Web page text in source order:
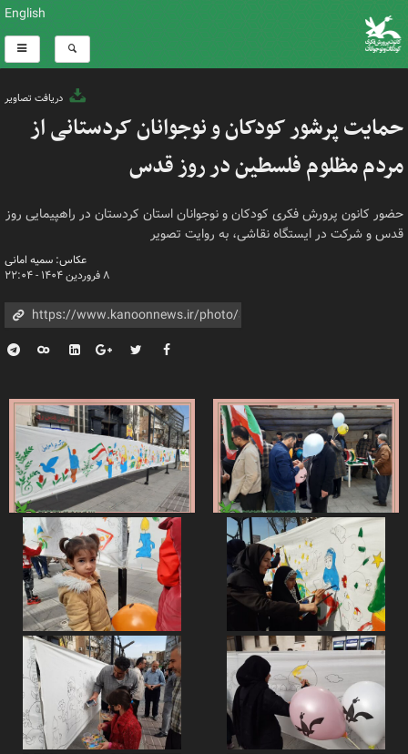
English
دریافت تصاویر
حمایت پرشور کودکان و نوجوانان کردستانی از
مردم مظلوم فلسطین در روز قدس
حضور کانون پرورش فکری کودکان و نوجوانان استان کردستان در راهپیمایی روز
قدس و شرکت در ایستگاه نقاشی، به روایت تصویر
عکاس: سمیه امانی
۸ فروردین ۱۴۰۴ - ۲۲:۰۴